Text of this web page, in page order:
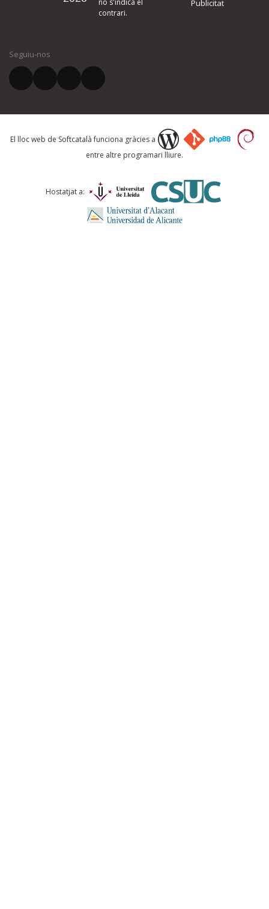
El vostre correu electrònic *
Què proposeu?
Comentari *
no s'indica el
contrari.
Publicitat
Seguiu-nos
El lloc web de Softcatalà funciona gràcies a
entre altre programari lliure.
Hostatjat a: